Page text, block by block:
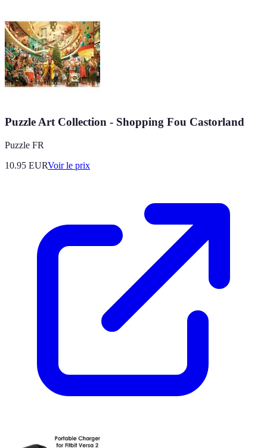
Puzzle Art Collection - Shopping Fou Castorland
Puzzle FR
10.95 EURVoir le prix